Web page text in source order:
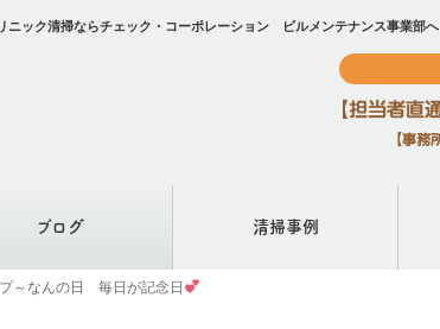
ニック清掃ならチェック・コーポレーション ビルメンテナンス事業部へ
ブログ 清掃事例
～なんの日 毎日が記念日